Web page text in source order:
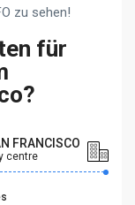
zu sehen!
für
FRANCISCO
centre